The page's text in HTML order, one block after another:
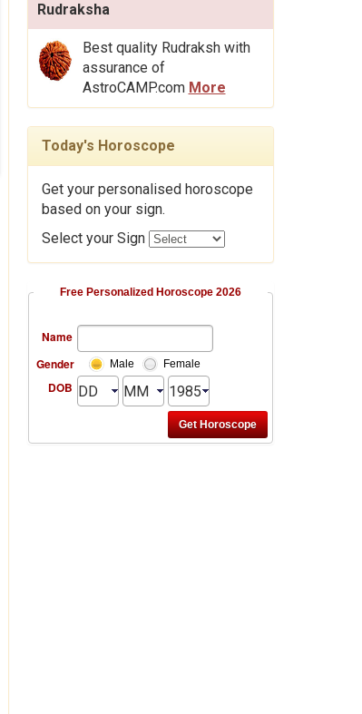
Rudraksha
Best quality Rudraksh with
assurance of
AstroCAMP.com More
Today's Horoscope
Get your personalised horoscope
based on your sign.
Select your Sign
Free Personalized Horoscope 2026
Name
Gender
Male Female
DOB